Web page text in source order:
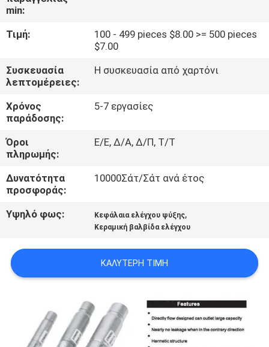
ΕΡΓΟΣΤΑΣΊΩΝ
ΠΟΙΟΤΙΚΌΣ
ΈΛΕΓΧΟΣ
ΜΑΣ
ΕΛΆΤΕ
ΣΕ
ΕΠΑΦΉ
ΜΕ
ΑΠΌΣΠΑΣΜΑ
SITEMAP
min:
Τιμή:
100 - 499 pieces $8.00 >= 500 pieces
$7.00
Συσκευασία
λεπτομέρειες:
Η συσκευασία από χαρτόνι
Χρόνος
παράδοσης:
5-7 εργασίες
Όροι
πληρωμής:
Ε/Ε, Δ/Α, Δ/Π, Τ/Τ
Δυνατότητα
προσφοράς:
10000Σάτ/Σάτ ανά έτος
Υψηλό φως: Κεφάλαια ελέγχου ψύξης,
Κεραμική βαλβίδα ελέγχου
ΚΑΛΎΤΕΡΗ ΤΙΜΉ